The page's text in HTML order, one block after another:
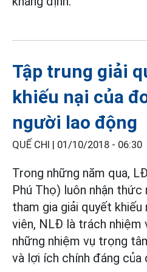
Tập trung giải
khiếu nại của
người lao động
QUẾ CHI | 01/10/2018 - 06:30
Trong những năm qua,
Phú Thọ) luôn nhận
tham gia giải quyết
viên, NLĐ là trách nhiệm
những nhiệm vụ trọng
và lợi ích chính đáng của